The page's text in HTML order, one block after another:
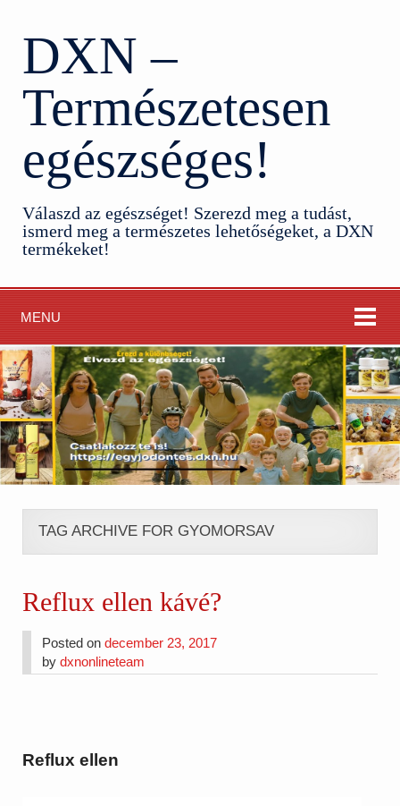
DXN –
Természetesen
egészséges!
Válaszd az egészséget! Szerezd meg a tudást,
ismerd meg a természetes lehetőségeket, a DXN
termékeket!
MENU
TAG ARCHIVE FOR GYOMORSAV
Reflux ellen kávé?
Posted ondecember 23, 2017
bydxnonlineteam
Reflux ellen